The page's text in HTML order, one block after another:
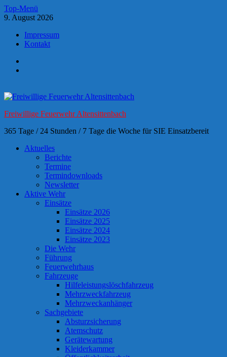
Zum
Inhalt
Top-Menü
9. August 2026
Impressum
Kontakt
Freiwillige Feuerwehr Altensittenbach
365 Tage / 24 Stunden / 7 Tage die Woche für SIE Einsatzbereit
Aktuelles
Berichte
Termine
Termindownloads
Newsletter
Aktive Wehr
Einsätze
Einsätze 2026
Einsätze 2025
Einsätze 2024
Einsätze 2023
Die Wehr
Führung
Feuerwehrhaus
Fahrzeuge
Hilfeleistungslöschfahrzeug
Mehrzweckfahrzeug
Mehrzweckanhänger
Sachgebiete
Absturzsicherung
Atemschutz
Gerätewartung
Kleiderkammer